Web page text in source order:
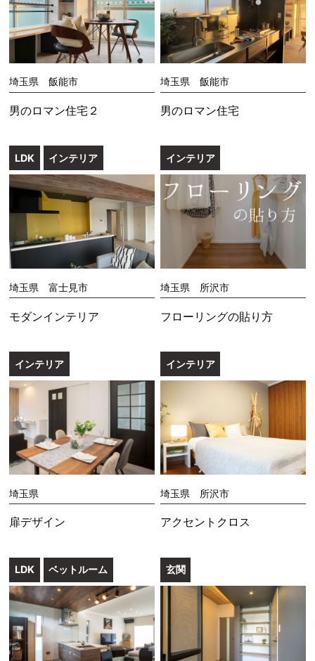
埼玉県 飯能市
男のロマン住宅２
埼玉県 飯能市
男のロマン住宅
LDK インテリア
埼玉県 富士見市
モダンインテリア
インテリア
埼玉県 所沢市
フローリングの貼り方
インテリア
埼玉県
扉デザイン
インテリア
埼玉県 所沢市
アクセントクロス
LDK ベットルーム 玄関